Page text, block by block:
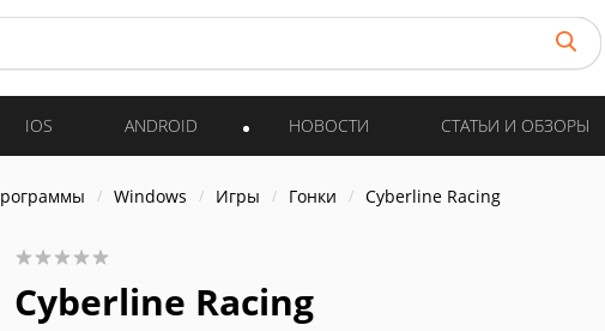
IOS ANDROID НОВОСТИ СТАТЬИ И ОБЗОРЫ
Windows Игры Гонки Cyberline Racing
Cyberline Racing